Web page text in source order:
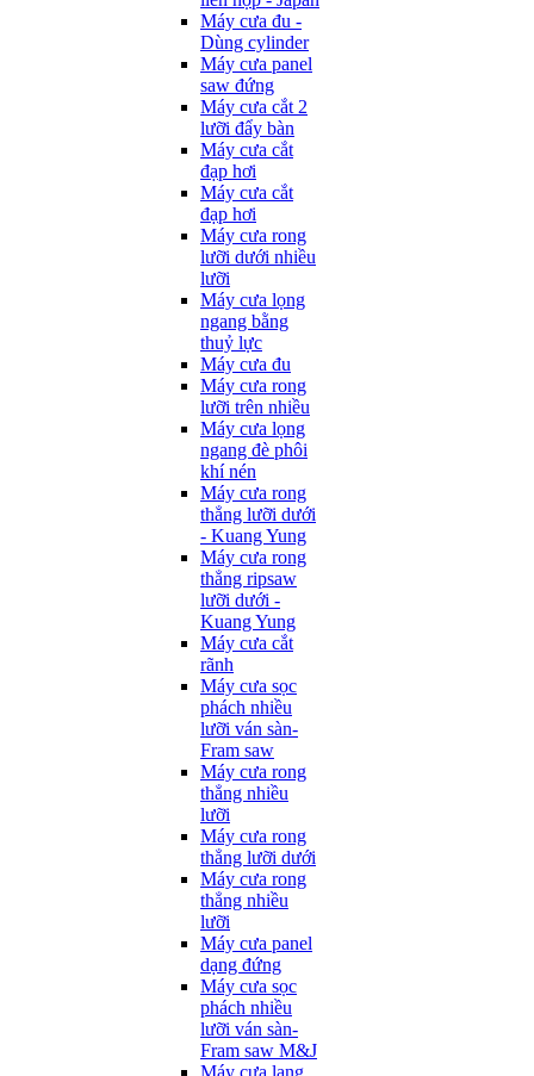
Máy cưa đu -
Dùng cylinder
Máy cưa panel
saw đứng
Máy cưa cắt 2
lưỡi đẩy bàn
Máy cưa cắt
đạp hơi
Máy cưa cắt
đạp hơi
Máy cưa rong
lưỡi dưới nhiều
lưỡi
Máy cưa lọng
ngang bằng
thuỷ lực
Máy cưa đu
Máy cưa rong
lưỡi trên nhiều
Máy cưa lọng
ngang đè phôi
khí nén
Máy cưa rong
thẳng lưỡi dưới
- Kuang Yung
Máy cưa rong
thẳng ripsaw
lưỡi dưới -
Kuang Yung
Máy cưa cắt
rãnh
Máy cưa sọc
phách nhiều
lưỡi ván sàn-
Fram saw
Máy cưa rong
thẳng nhiều
lưỡi
Máy cưa rong
thẳng lưỡi dưới
Máy cưa rong
thẳng nhiều
lưỡi
Máy cưa panel
dạng đứng
Máy cưa sọc
phách nhiều
lưỡi ván sàn-
Fram saw M&J
Máy cưa lạng